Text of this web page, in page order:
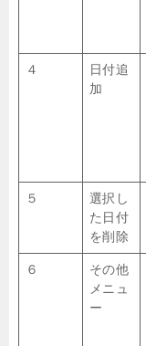
４
日付追
加
５
選択し
た日付
を削除
６
その他
メニュ
ー